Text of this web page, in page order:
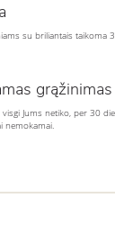
su briliantais taikoma
grąžinimas
visgi Jums netiko, per 30
nemokamai.